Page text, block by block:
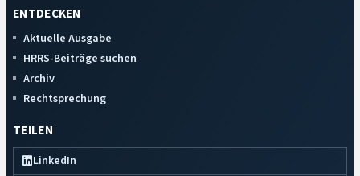
ENTDECKEN
Aktuelle Ausgabe
HRRS-Beiträge suchen
Archiv
Rechtsprechung
TEILEN
LinkedIn